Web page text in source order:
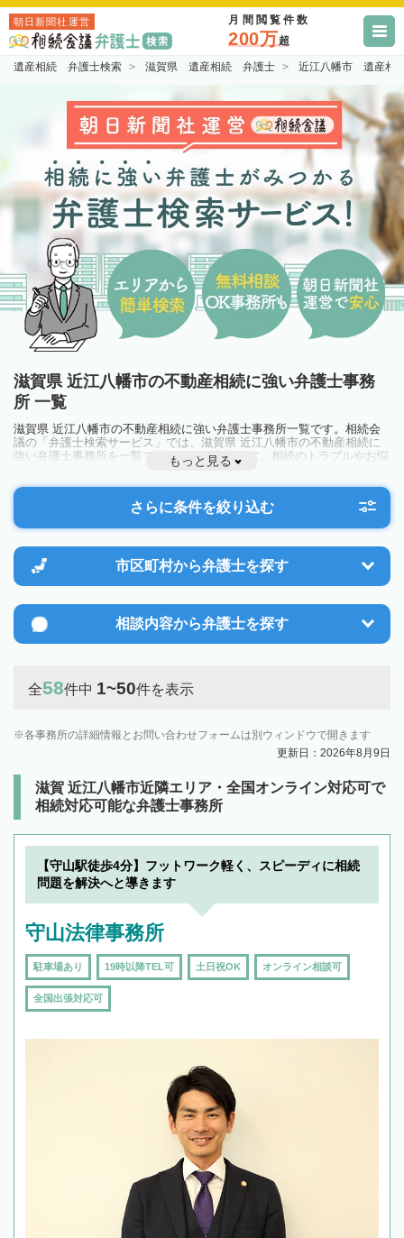
朝日新聞社運営 月間閲覧件数
200万超
遺産相続 弁護士検索 滋賀県 遺産相続 弁護士 近江八幡市 遺産相
滋賀県 近江八幡市の不動産相続に強い弁護士事務
所 一覧
滋賀県 近江八幡市の不動産相続に強い弁護士事務所一覧です。相続会
議の「弁護士検索サービス」では、滋賀県 近江八幡市の不動産相続に
強い弁護士事務所を一覧で見ることが出来ます。相続のトラブルやお悩
みを抱えている方は一度近隣の弁護士に相談してみましょう。
もっと見る
さらに条件を絞り込む
市区町村から弁護士を探す
相談内容から弁護士を探す
全58件中 1~50件を表示
各事務所の詳細情報とお問い合わせフォームは別ウィンドウで開きます
更新日：2026年8月9日
滋賀 近江八幡市近隣エリア・全国オンライン対応可で
相続対応可能な弁護士事務所
【守山駅徒歩4分】フットワーク軽く、スピーディに相続
問題を解決へと導きます
守山法律事務所
駐車場あり 19時以降TEL可 土日祝OK オンライン相談可
全国出張対応可